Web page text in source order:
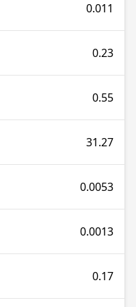
0.011
0.23
0.55
31.27
0.0053
0.0013
0.17